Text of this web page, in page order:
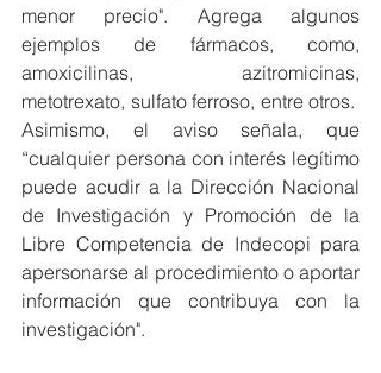
menor precio". Agrega algunos
ejemplos de fármacos, como,
amoxicilinas, azitromicinas,
metotrexato, sulfato ferroso, entre otros.
Asimismo, el aviso señala, que
“cualquier persona con interés legítimo
puede acudir a la Dirección Nacional
de Investigación y Promoción de la
Libre Competencia de Indecopi para
apersonarse al procedimiento o aportar
información que contribuya con la
investigación".